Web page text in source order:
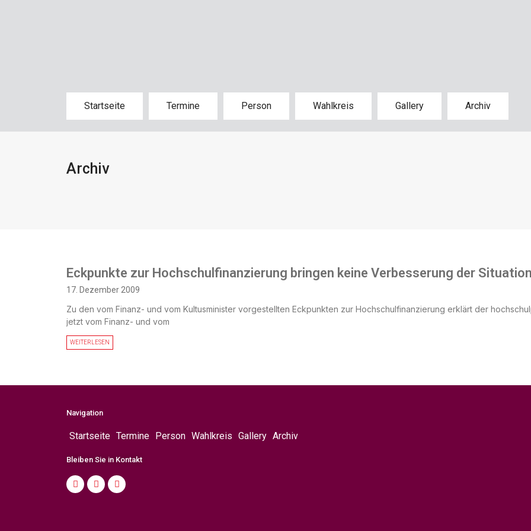
Startseite Termine Person Wahlkreis Gallery Archiv
Archiv
Eckpunkte zur Hochschulfinanzierung bringen keine Verbesserung der Situation
17. Dezember 2009
Zu den vom Finanz- und vom Kultusminister vorgestellten Eckpunkten zur Hochschulfinanzierung erklärt der
jetzt vom Finanz- und vom
WEITERLESEN
Navigation
Startseite Termine Person Wahlkreis Gallery Archiv
Bleiben Sie in Kontakt